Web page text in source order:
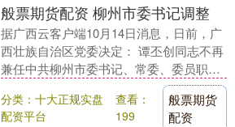
般票期货配资 柳州市委书记调整
据广西云客户端10月14日消息，日前，广
西壮族自治区党委决定： 谭丕创同志不再
兼任中共柳州市委书记、常委、委员职
务；张壮同志任中共柳州市委书记。 今年
9月，谭丕....
分类：十大正规实盘
配资平台
查看：
199
般票期货
配资